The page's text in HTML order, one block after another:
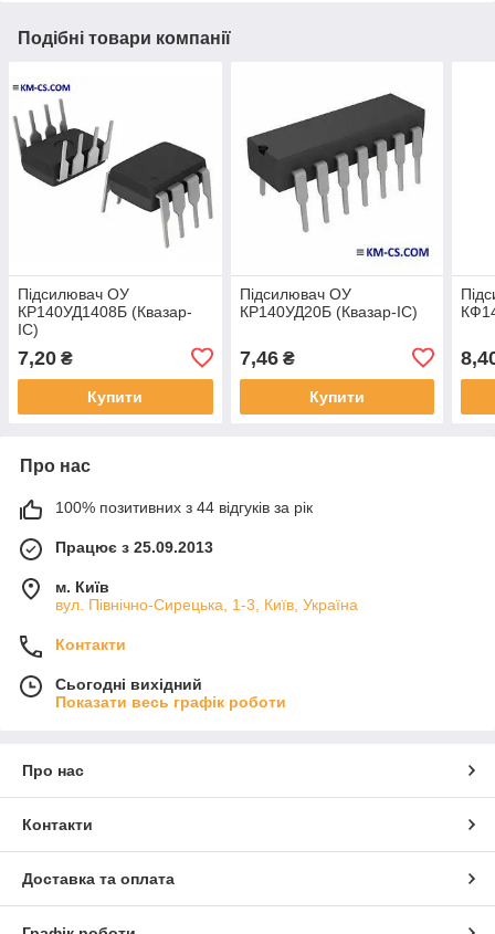
Подібні товари компанії
Підсилювач ОУ
КР140УД1408Б (Квазар-
ІС)
7,20 ₴
Купити
Підсилювач ОУ
КР140УД20Б (Квазар-ІС)
7,46₴
Купити
Про нас
100% позитивних з 44 відгуків за рік
Працює з 25.09.2013
м. Київ
вул. Північно-Сирецька, 1-3, Київ, Україна
Контакти
Сьогодні вихідний
Показати весь графік роботи
Про нас
Контакти
Доставка та оплата